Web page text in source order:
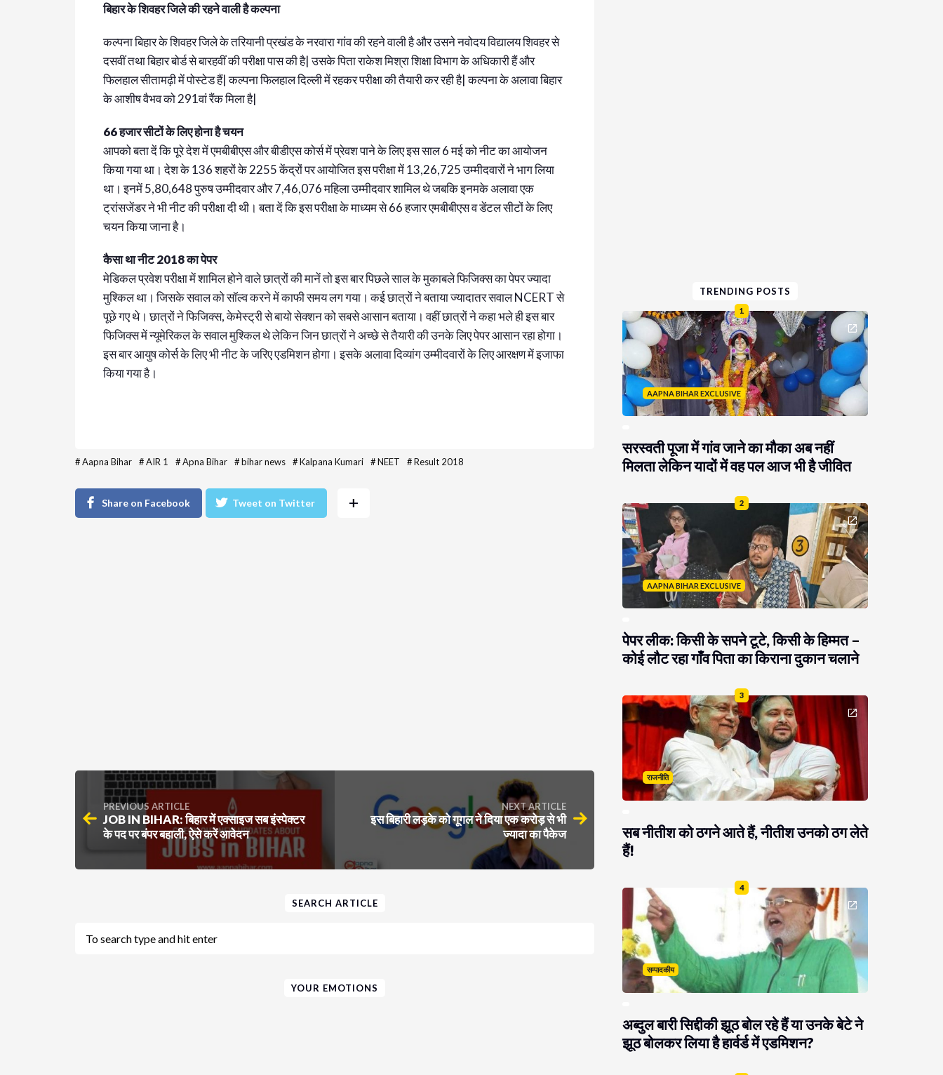
बिहार के शिवहर जिले की रहने वाली है कल्पना
कल्पना बिहार के शिवहर जिले के तरियानी प्रखंड के नरवारा गांव की रहने वाली है और उसने नवोदय विद्यालय शिवहर से
दसवीं तथा बिहार बोर्ड से बारहवीं की परीक्षा पास की है| उसके पिता राकेश मिश्रा शिक्षा विभाग के अधिकारी हैं और
फिलहाल सीतामढ़ी में पोस्टेड हैं| कल्पना फिलहाल दिल्ली में रहकर परीक्षा की तैयारी कर रही है| कल्पना के अलावा बिहार
के आशीष वैभव को 291वां रैंक मिला है|
66 हजार सीटों के लिए होना है चयन
आपको बता दें कि पूरे देश में एमबीबीएस और बीडीएस कोर्स में प्रेवश पाने के लिए इस साल 6 मई को नीट का आयोजन
किया गया था। देश के 136 शहरों के 2255 केंद्रों पर आयोजित इस परीक्षा में 13,26,725 उम्मीदवारों ने भाग लिया
था। इनमें 5,80,648 पुरुष उम्मीदवार और 7,46,076 महिला उम्मीदवार शामिल थे जबकि इनमके अलावा एक
ट्रांसजेंडर ने भी नीट की परीक्षा दी थी। बता दें कि इस परीक्षा के माध्यम से 66 हजार एमबीबीएस व डेंटल सीटों के लिए
चयन किया जाना है।
कैसा था नीट 2018 का पेपर
मेडिकल प्रवेश परीक्षा में शामिल होने वाले छात्रों की मानें तो इस बार पिछले साल के मुकाबले फिजिक्स का पेपर ज्यादा
मुश्किल था। जिसके सवाल को सॉल्व करने में काफी समय लग गया। कई छात्रों ने बताया ज्यादातर सवाल NCERT से
पूछे गए थे। छात्रों ने फिजिक्स, केमेस्ट्री से बायो सेक्शन को सबसे आसान बताया। वहीं छात्रों ने कहा भले ही इस बार
फिजिक्स में न्यूमेरिकल के सवाल मुश्किल थे लेकिन जिन छात्रों ने अच्छे से तैयारी की उनके लिए पेपर आसान रहा होगा।
इस बार आयुष कोर्स के लिए भी नीट के जरिए एडमिशन होगा। इसके अलावा दिव्यांग उम्मीदवारों के लिए आरक्षण में इजाफा
किया गया है।
#Aapna Bihar #AIR 1 #Apna Bihar #bihar news #Kalpana Kumari #NEET #Result 2018
Share on Facebook Tweet on Twitter +
PREVIOUS ARTICLE
JOB IN BIHAR: बिहार में एक्साइज सब इंस्पेक्टर
के पद पर बंपर बहाली, ऐसे करें आवेदन
NEXT ARTICLE
इस बिहारी लड़के को गूगल ने दिया एक करोड़ से भी
ज्यादा का पैकेज
SEARCH ARTICLE
YOUR EMOTIONS
TRENDING POSTS
1
AAPNA BIHAR EXCLUSIVE
सरस्वती पूजा में गांव जाने का मौका अब नहीं
मिलता लेकिन यादों में वह पल आज भी है जीवित
2
AAPNA BIHAR EXCLUSIVE
पेपर लीक: किसी के सपने टूटे, किसी के हिम्मत –
कोई लौट रहा गाँव पिता का किराना दुकान चलाने
3
राजनीति
सब नीतीश को ठगने आते हैं, नीतीश उनको ठग लेते
हैं!
4
सम्पादकीय
अब्दुल बारी सिद्दीकी झूठ बोल रहे हैं या उनके बेटे ने
झूठ बोलकर लिया है हार्वर्ड में एडमिशन?